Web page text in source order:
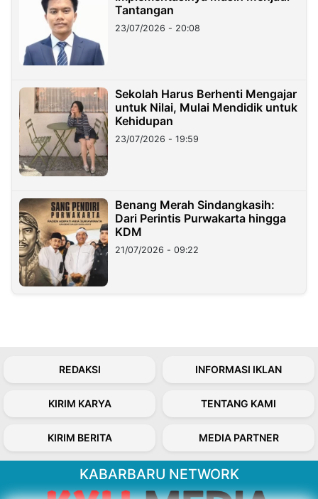
Tantangan
23/07/2026 - 20:08
Sekolah Harus Berhenti Mengajar
untuk Nilai, Mulai Mendidik untuk
Kehidupan
23/07/2026 - 19:59
Benang Merah Sindangkasih:
Dari Perintis Purwakarta hingga
KDM
21/07/2026 - 09:22
REDAKSI INFORMASI IKLAN
KIRIM KARYA TENTANG KAMI
KIRIM BERITA MEDIA PARTNER
KABARBARU NETWORK